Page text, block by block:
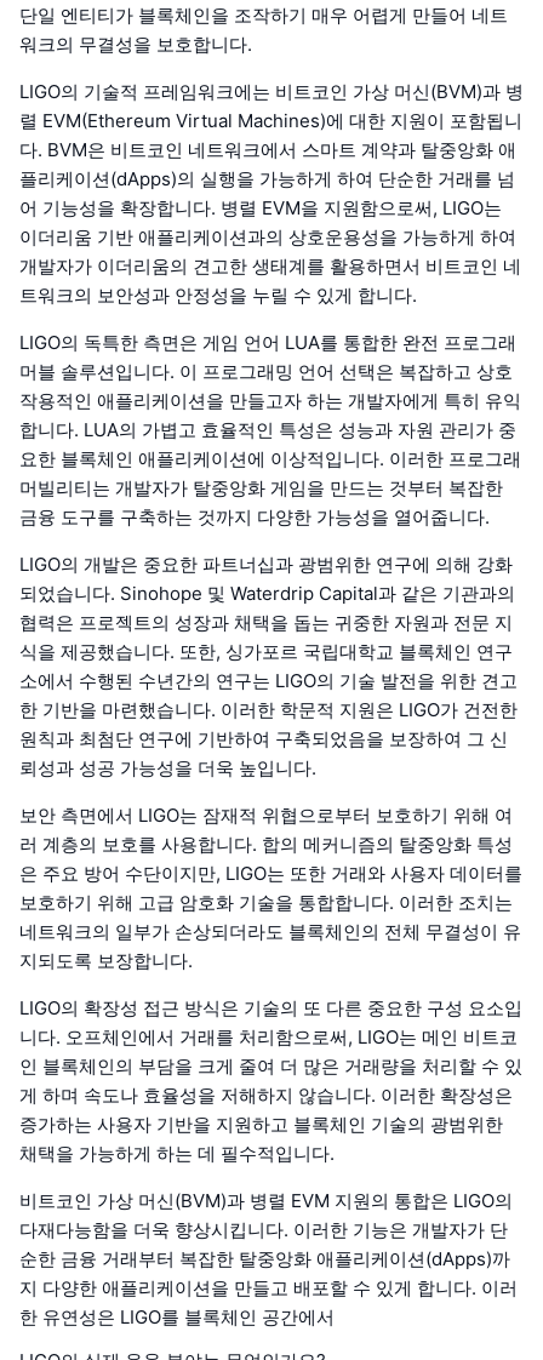
단일 엔티티가 블록체인을 조작하기 매우 어렵게 만들어 네트
워크의 무결성을 보호합니다.
LIGO의 기술적 프레임워크에는 비트코인 가상 머신(BVM)과 병
렬 EVM(Ethereum Virtual Machines)에 대한 지원이 포함됩니
다. BVM은 비트코인 네트워크에서 스마트 계약과 탈중앙화 애
플리케이션(dApps)의 실행을 가능하게 하여 단순한 거래를 넘
어 기능성을 확장합니다. 병렬 EVM을 지원함으로써, LIGO는
이더리움 기반 애플리케이션과의 상호운용성을 가능하게 하여
개발자가 이더리움의 견고한 생태계를 활용하면서 비트코인 네
트워크의 보안성과 안정성을 누릴 수 있게 합니다.
LIGO의 독특한 측면은 게임 언어 LUA를 통합한 완전 프로그래
머블 솔루션입니다. 이 프로그래밍 언어 선택은 복잡하고 상호
작용적인 애플리케이션을 만들고자 하는 개발자에게 특히 유익
합니다. LUA의 가볍고 효율적인 특성은 성능과 자원 관리가 중
요한 블록체인 애플리케이션에 이상적입니다. 이러한 프로그래
머빌리티는 개발자가 탈중앙화 게임을 만드는 것부터 복잡한
금융 도구를 구축하는 것까지 다양한 가능성을 열어줍니다.
LIGO의 개발은 중요한 파트너십과 광범위한 연구에 의해 강화
되었습니다. Sinohope 및 Waterdrip Capital과 같은 기관과의
협력은 프로젝트의 성장과 채택을 돕는 귀중한 자원과 전문 지
식을 제공했습니다. 또한, 싱가포르 국립대학교 블록체인 연구
소에서 수행된 수년간의 연구는 LIGO의 기술 발전을 위한 견고
한 기반을 마련했습니다. 이러한 학문적 지원은 LIGO가 건전한
원칙과 최첨단 연구에 기반하여 구축되었음을 보장하여 그 신
뢰성과 성공 가능성을 더욱 높입니다.
보안 측면에서 LIGO는 잠재적 위협으로부터 보호하기 위해 여
러 계층의 보호를 사용합니다. 합의 메커니즘의 탈중앙화 특성
은 주요 방어 수단이지만, LIGO는 또한 거래와 사용자 데이터를
보호하기 위해 고급 암호화 기술을 통합합니다. 이러한 조치는
네트워크의 일부가 손상되더라도 블록체인의 전체 무결성이 유
지되도록 보장합니다.
LIGO의 확장성 접근 방식은 기술의 또 다른 중요한 구성 요소입
니다. 오프체인에서 거래를 처리함으로써, LIGO는 메인 비트코
인 블록체인의 부담을 크게 줄여 더 많은 거래량을 처리할 수 있
게 하며 속도나 효율성을 저해하지 않습니다. 이러한 확장성은
증가하는 사용자 기반을 지원하고 블록체인 기술의 광범위한
채택을 가능하게 하는 데 필수적입니다.
비트코인 가상 머신(BVM)과 병렬 EVM 지원의 통합은 LIGO의
다재다능함을 더욱 향상시킵니다. 이러한 기능은 개발자가 단
순한 금융 거래부터 복잡한 탈중앙화 애플리케이션(dApps)까
지 다양한 애플리케이션을 만들고 배포할 수 있게 합니다. 이러
한 유연성은 LIGO를 블록체인 공간에서